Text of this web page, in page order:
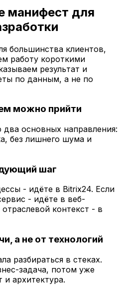
манифест для
большинства клиентов,
работу короткими
результат и
по данным, а не по
можно прийти
два основных направления:
без лишнего шума и
шаг
- идёте в Bitrix24. Если
- идёте в веб-
контекст - в
а не от технологий
разбираться в стеках.
задача, потом уже
и архитектура.